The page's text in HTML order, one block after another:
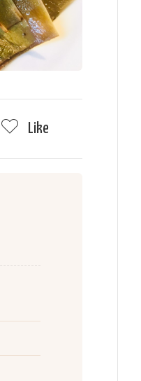
Like